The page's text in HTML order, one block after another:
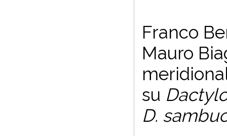
Franco
Mauro
su
D.